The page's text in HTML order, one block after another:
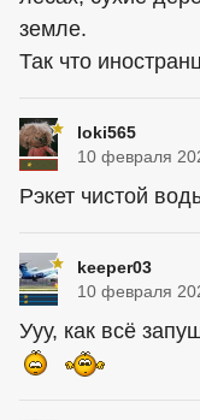
земле.
Так что
loki565
10 февраля
Рэкет чистой
keeper03
10 февраля
Ууу, как всё